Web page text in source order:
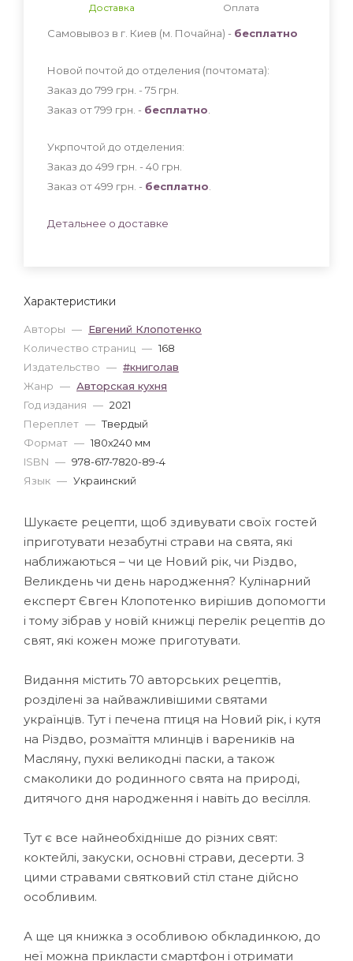
Характеристики
Авторы — Евгений Клопотенко
Количество страниц — 168
Издательство — #книголав
Жанр — Авторская кухня
Год издания — 2021
Переплет — Твердый
Формат — 180x240 мм
ISBN — 978-617-7820-89-4
Язык — Украинский
Доставка
Оплата
Самовывоз в г. Киев (м. Почайна) - бесплатно
Новой почтой до отделения (почтомата):
Заказ до 799 грн. - 75 грн
Заказ от 799 грн. - бесплатно
Укрпочтой до отделения:
Заказ до 499 грн. - 40 грн
Заказ от 499 грн. - бесплатно
Детальнее о доставке
Шукаєте рецепти, щоб здивувати своїх гостей
іприготувати незабутні страви на свята, які
наближаються – чи це Новий рік, чи Різдво,
Великдень чи день народження? Кулінарний
експерт Євген Клопотенко вирішив допомогти
і тому зібрав у новій книжці перелік рецептів до
свят, які кожен може приготувати.
Видання містить 70 авторських рецептів,
розділені за найважливішими святами
українців. Тут і печена птиця на Новий рік, і кутя
на Різдво, розмаїття млинців і вареників на
Масляну, пухкі великодні паски, а також
смаколики до родинного свята на природі,
дитячого дня народження і навіть до весілля.
Тут є все найнеобхідніше до різних свят:
коктейлі, закуски, основні страви, десерти. З
цими стравами святковий стіл стане дійсно
особливим.
А ще ця книжка з особливою обкладинкою, до
неї можна прикласти смартфон і отримати